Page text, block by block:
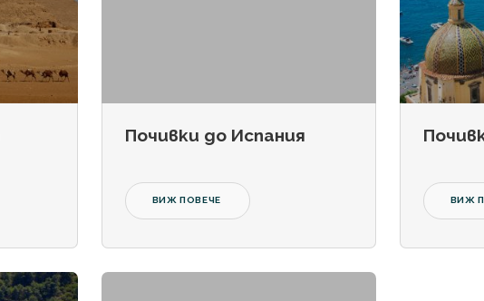
Почивки до Испания
ВИЖ ПОВЕЧЕ ВИЖ